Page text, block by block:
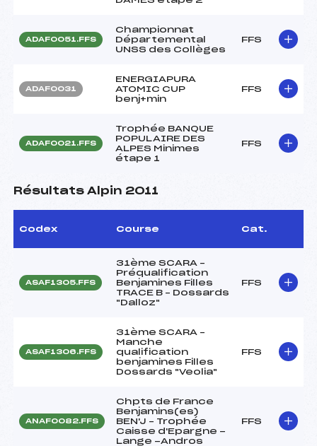
ADAF0051.FFS
Championnat
Départemental
UNSS des Collèges
FFS
ADAF0031
ENERGIAPURA
ATOMIC CUP
benj+min
FFS
ADAF0021.FFS
Trophée BANQUE
POPULAIRE DES
ALPES Minimes
étape 1
FFS
Résultats Alpin 2011
Codex Course Cat.
ASAF1305.FFS
31ème SCARA –
Préqualification
Benjamines Filles
TRACE B – Dossards
"Dalloz"
FFS
ASAF1306.FFS
31ème SCARA –
Manche
qualification
benjamines Filles
Dossards "Veolia"
FFS
ANAF0082.FFS
Chpts de France
Benjamins(es)
BEN'J – Trophée
Caisse d'Epargne -
Lange -Andros
FFS